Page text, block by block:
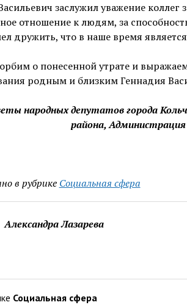
заслужил уважение коллег
отношение к людям, за
дружить, что в наше время
о понесенной утрате и
родным и близким Геннадия
народных депутатов города
района, Администрация
в рубрике Социальная сфера
Александра Лазарева
Социальная сфера